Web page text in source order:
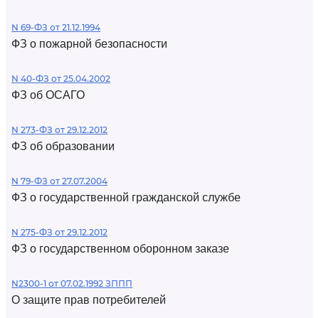
N 69-ФЗ от 21.12.1994
ФЗ о пожарной безопасности
N 40-ФЗ от 25.04.2002
ФЗ об ОСАГО
N 273-ФЗ от 29.12.2012
ФЗ об образовании
N 79-ФЗ от 27.07.2004
ФЗ о государственной гражданской службе
N 275-ФЗ от 29.12.2012
ФЗ о государственном оборонном заказе
N2300-1 от 07.02.1992 ЗППП
О защите прав потребителей